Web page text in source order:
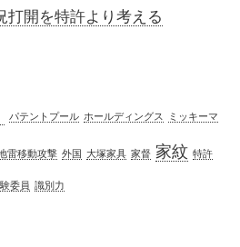
打開を特許より考える
パテントプール ホールディングス ミッキーマ
雷移動攻撃 外国 大塚家具 家督 家紋 特許
委員 識別力